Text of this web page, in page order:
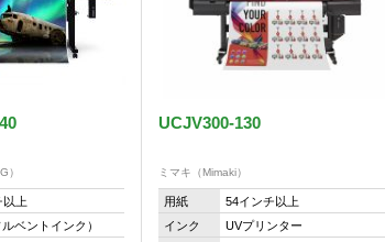
）
以上
ベントインク）
UCJV300-130
ミマキ（Mimaki）
用紙
54インチ以上
インク
UVプリンター